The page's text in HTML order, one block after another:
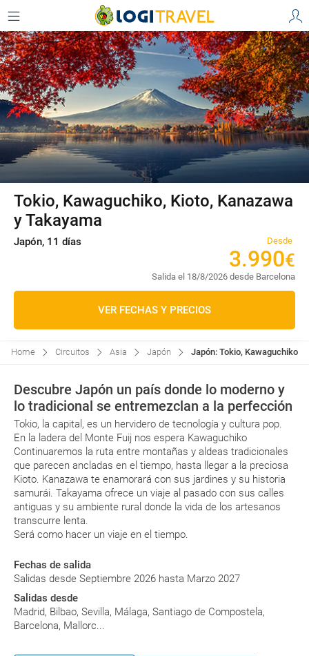
Tokio, Kawaguchiko, Kioto, Kanazawa
y Takayama
Japón, 11 días Desde
3.990€
Salida el 18/8/2026 desde Barcelona
VER FECHAS Y PRECIOS
Home Circuitos Asia Japón Japón: Tokio, Kawaguchiko,
Descubre Japón un país donde lo moderno y
lo tradicional se entremezclan a la perfección
Tokio, la capital, es un hervidero de tecnología y cultura pop.
En la ladera del Monte Fuij nos espera Kawaguchiko
Continuaremos la ruta entre montañas y aldeas tradicionales
que parecen ancladas en el tiempo, hasta llegar a la preciosa
Kioto. Kanazawa te enamorará con sus jardines y su historia
samurái. Takayama ofrece un viaje al pasado con sus calles
antiguas y su ambiente rural donde la vida de los artesanos
transcurre lenta.
Será como hacer un viaje en el tiempo.
Fechas de salida
Salidas desde Septiembre 2026 hasta Marzo 2027
Salidas desde
Madrid, Bilbao, Sevilla, Málaga, Santiago de Compostela,
Barcelona, Mallorc...